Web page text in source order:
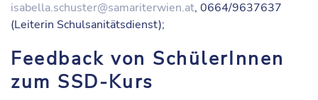
isabella.schuster@samariterwien.at, 0664/9637637
(Leiterin Schulsanitätsdienst);
Feedback von SchülerInnen
zum SSD-Kurs